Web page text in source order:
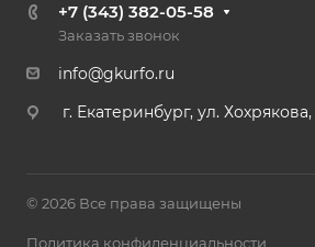
+7 (343) 382-05-58
Заказать звонок
info@gkurfo.ru
г. Екатеринбург, ул.
© 2026 Все права защищены
Политика конфиденциальности